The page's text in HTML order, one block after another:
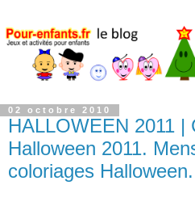
02 octobre 2010
HALLOWEEN 2011 |
Halloween 2011.
coloriages Halloween.